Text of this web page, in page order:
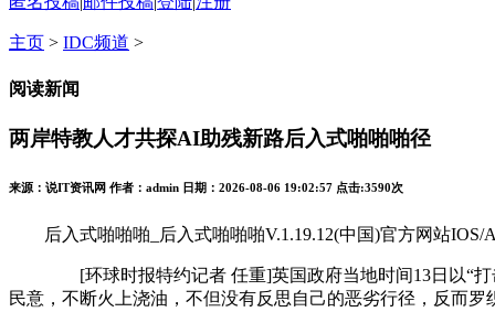
主页 > IDC频道 >
阅读新闻
两岸特教人才共探AI助残新路后入式啪啪啪径
来源：说IT资讯网 作者：admin 日期：2026-08-06 19:02:57 点击:3590次
后入式啪啪啪_后入式啪啪啪V.1.19.12(中国)官方网站IOS/
[环球时报特约记者 任重]英国政府当地时间13日以“打击
民意，不断火上浇油，不但没有反思自己的恶劣行径，反而